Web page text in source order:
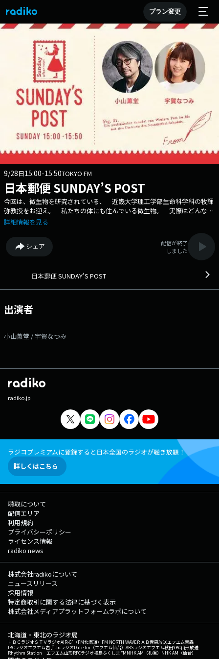
プラン変更
9/28日15:00-15:50TOKYO FM
日本郵便 SUNDAY’S POST
今回は、微生物を研究されている、 近畿大学理工学部生命科学科の牧輝
弥教授をお迎え。 私たちの体にも住んでいる微生物。 実際はどんな生
物なんでしょうか？ そんな微生物について、牧さんに詳しく伺っていき
ォーム：https://www.tfm.co.jp/post/form/ Xハッシュタグは「#サン
ポス」 Xアカウントは「@sundayspost1」
詳細情報を見る
シェア
配信が終了
しました
日本郵便 SUNDAY'S POST
出演者
小山薫堂 / 宇賀なつみ
radiko.jp
ラジコプレミアムに登録すると日本全国のラジオが聴き放題！
詳しくはこちら
聴取について
配信エリア
利用規約
プライバシーポリシー
ライセンス情報
radiko news
株式会社radikoについて
ニュースリリース
採用情報
特定商取引に関する法律に基づく表示
株式会社メディアプラットフォームラボについて
北海道・東北のラジオ局
ＨＢＣラジオＳＴＶラジオAIR-G'（FM北海道） FM NORTH WAVEＲＡＢ青森放送エフエム青森
IBCラジオエフエム岩手tbcラジオDate fm（エフエム仙台） ABSラジオエフエム秋田YBC山形放送
Rhythm Station エフエム山形RFCラジオ福島ふくしまFMNHK AM（札幌） NHK AM（仙台）